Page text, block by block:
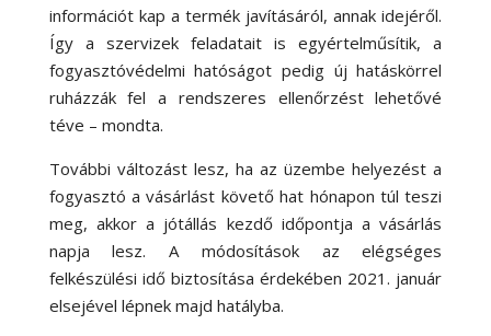
információt kap a termék javításáról, annak idejéről.
Így a szervizek feladatait is egyértelműsítik, a
fogyasztóvédelmi hatóságot pedig új hatáskörrel
ruházzák fel a rendszeres ellenőrzést lehetővé
téve – mondta.
További változást lesz, ha az üzembe helyezést a
fogyasztó a vásárlást követő hat hónapon túl teszi
meg, akkor a jótállás kezdő időpontja a vásárlás
napja lesz. A módosítások az elégséges
felkészülési idő biztosítása érdekében 2021. január
elsejével lépnek majd hatályba.